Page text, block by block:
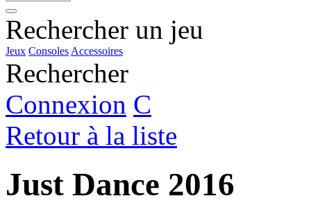
Rechercher un jeu
Jeux Consoles Accessoires
Rechercher
Connexion C
Retour à la liste
Just Dance 2016